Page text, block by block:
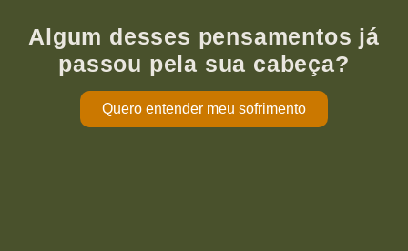
Algum desses pensamentos já
passou pela sua cabeça?
Quero entender meu sofrimento